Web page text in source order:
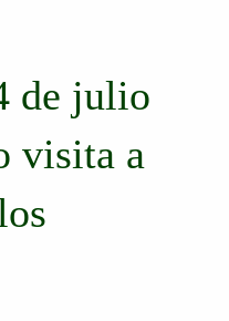
de julio
visita a